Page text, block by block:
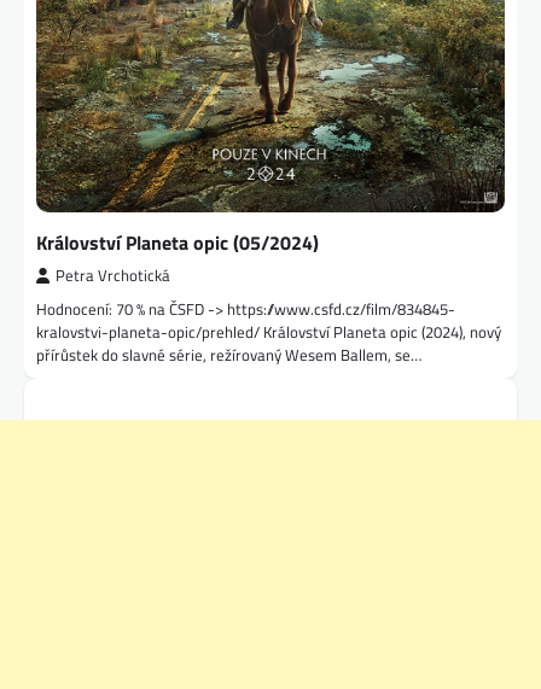
Království Planeta opic (05/2024)
Petra Vrchotická
Hodnocení: 70 % na ČSFD -> https://www.csfd.cz/film/834845-
kralovstvi-planeta-opic/prehled/ Království Planeta opic (2024), nový
přírůstek do slavné série, režírovaný Wesem Ballem, se…